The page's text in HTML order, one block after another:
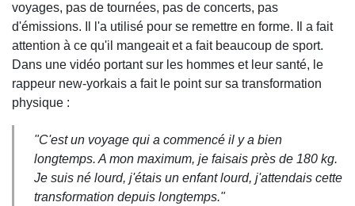
voyages, pas de tournées, pas de concerts, pas
d'émissions. Il l'a utilisé pour se remettre en forme. Il a fait
attention à ce qu'il mangeait et a fait beaucoup de sport.
Dans une vidéo portant sur les hommes et leur santé, le
rappeur new-yorkais a fait le point sur sa transformation
physique :
"C'est un voyage qui a commencé il y a bien
longtemps. A mon maximum, je faisais près de 180 kg.
Je suis né lourd, j'étais un enfant lourd, j'attendais cette
transformation depuis longtemps."